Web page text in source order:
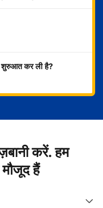
शुरुआत कर ली है?
करें. हम
हैं